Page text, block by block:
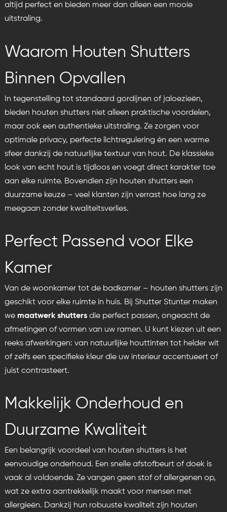
altijd perfect en bieden meer dan alleen een mooie
uitstraling.
Waarom Houten Shutters
Binnen Opvallen
In tegenstelling tot standaard gordijnen of jaloezieën,
bieden houten shutters niet alleen praktische voordelen,
maar ook een authentieke uitstraling. Ze zorgen voor
optimale privacy, perfecte lichtregulering én een warme
sfeer dankzij de natuurlijke textuur van hout. De klassieke
look van echt hout is tijdloos en voegt direct karakter toe
aan elke ruimte. Bovendien zijn houten shutters een
duurzame keuze – veel klanten zijn verrast hoe lang ze
meegaan zonder kwaliteitsverlies.
Perfect Passend voor Elke
Kamer
Van de woonkamer tot de badkamer – houten shutters zijn
geschikt voor elke ruimte in huis. Bij Shutter Stunter maken
we maatwerk shuttersdie perfect passen, ongeacht de
afmetingen of vormen van uw ramen. U kunt kiezen uit een
reeks afwerkingen: van natuurlijke houttinten tot helder wit
of zelfs een specifieke kleur die uw interieur accentueert of
juist contrasteert.
Makkelijk Onderhoud en
Duurzame Kwaliteit
Een belangrijk voordeel van houten shutters is het
eenvoudige onderhoud. Een snelle afstofbeurt of doek is
vaak al voldoende. Ze vangen geen stof of allergenen op,
wat ze extra aantrekkelijk maakt voor mensen met
allergieën. Dankzij hun robuuste kwaliteit zijn houten